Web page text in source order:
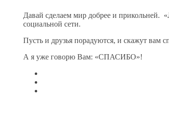
Давай сделаем мир добрее и прикольней.
социальной сети.
Пусть и друзья порадуются, и скажут вам
А я уже говорю Вам: «СПАСИБО»!